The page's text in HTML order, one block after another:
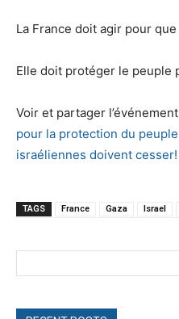
La France doit agir pour
Elle doit protéger le peuple
Voir et partager
pour la protection du
israéliennes doivent cesser!
TAGS France Gaza Israel